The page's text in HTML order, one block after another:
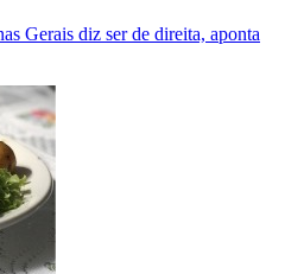
Gerais diz ser de direita, aponta